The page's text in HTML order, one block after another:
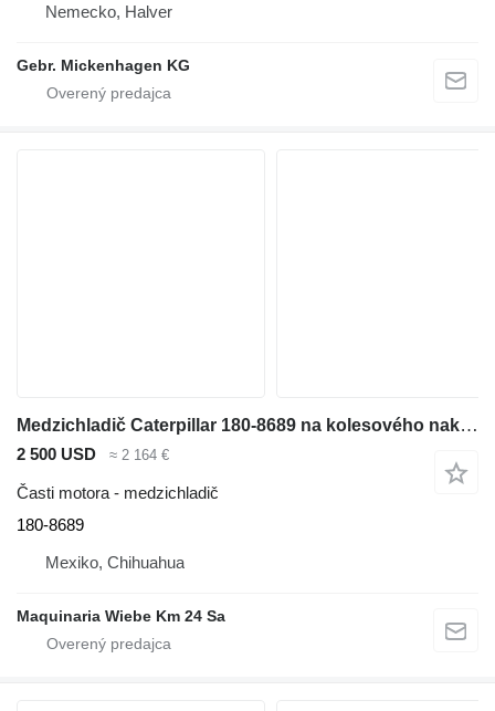
Nemecko, Halver
Gebr. Mickenhagen KG
Medzichladič Caterpillar 180-8689 na kolesového nakladača Caterpillar 966G
2 500 USD ≈ 2 164 €
Časti motora - medzichladič
180-8689
Mexiko, Chihuahua
Maquinaria Wiebe Km 24 Sa